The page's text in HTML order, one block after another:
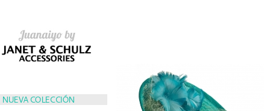
NUEVA COLECCIÓN